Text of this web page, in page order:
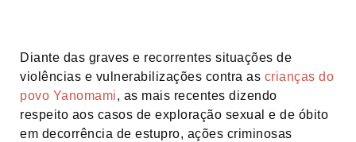
Diante das graves e recorrentes situações de
violências e vulnerabilizações contra as crianças do
povo Yanomami, as mais recentes dizendo
respeito aos casos de exploração sexual e de óbito
em decorrência de estupro, ações criminosas